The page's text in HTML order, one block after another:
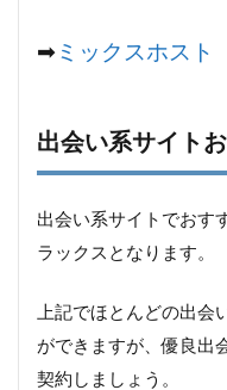
➡ ミックスホスト
出会い系サイト
出会い系サイトでおす
ラックスとなります。
上記でほとんどの出会
ができますが、優良出
契約しましょう。